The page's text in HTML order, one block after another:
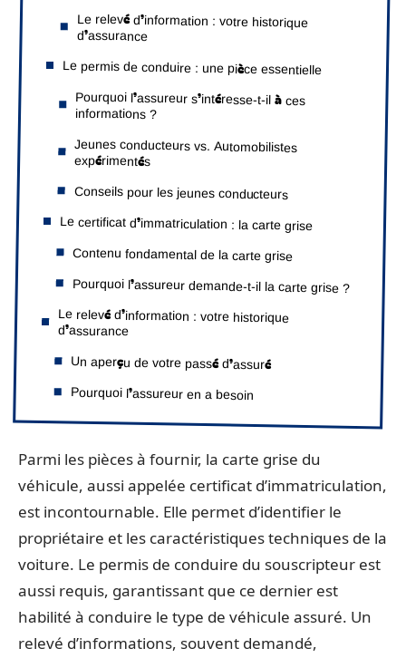
Le relevé d’information : votre historique
d’assurance
Le permis de conduire : une pièce essentielle
Pourquoi l’assureur s’intéresse-t-il à ces
informations ?
Jeunes conducteurs vs. Automobilistes
expérimentés
Conseils pour les jeunes conducteurs
Le certificat d’immatriculation : la carte grise
Contenu fondamental de la carte grise
Pourquoi l’assureur demande-t-il la carte grise ?
Le relevé d’information : votre historique
d’assurance
Un aperçu de votre passé d’assuré
Pourquoi l’assureur en a besoin
Parmi les pièces à fournir, la carte grise du
véhicule, aussi appelée certificat d’immatriculation,
est incontournable. Elle permet d’identifier le
propriétaire et les caractéristiques techniques de la
voiture. Le permis de conduire du souscripteur est
aussi requis, garantissant que ce dernier est
habilité à conduire le type de véhicule assuré. Un
relevé d’informations, souvent demandé,